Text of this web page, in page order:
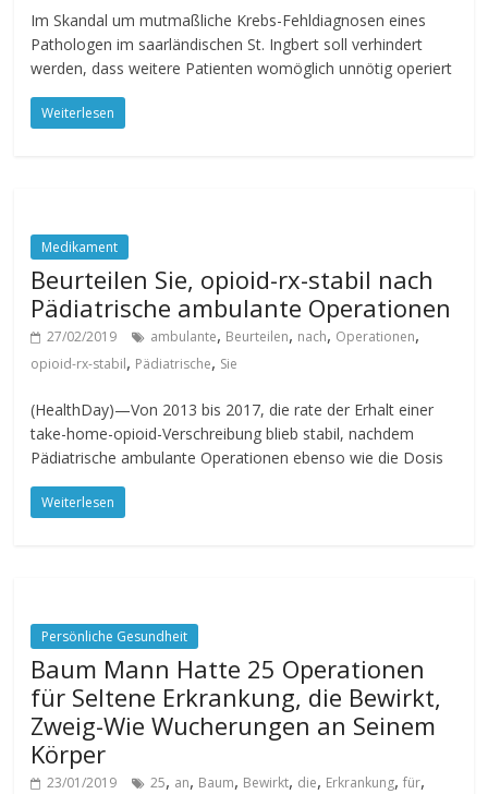
Im Skandal um mutmaßliche Krebs-Fehldiagnosen eines
Pathologen im saarländischen St. Ingbert soll verhindert
werden, dass weitere Patienten womöglich unnötig operiert
Weiterlesen
Medikament
Beurteilen Sie, opioid-rx-stabil nach
Pädiatrische ambulante Operationen
27/02/2019 ambulante, Beurteilen, nach, Operationen,
opioid-rx-stabil, Pädiatrische, Sie
(HealthDay)—Von 2013 bis 2017, die rate der Erhalt einer
take-home-opioid-Verschreibung blieb stabil, nachdem
Pädiatrische ambulante Operationen ebenso wie die Dosis
Weiterlesen
Persönliche Gesundheit
Baum Mann Hatte 25 Operationen
für Seltene Erkrankung, die Bewirkt,
Zweig-Wie Wucherungen an Seinem
Körper
23/01/2019 25, an, Baum, Bewirkt, die, Erkrankung,für,